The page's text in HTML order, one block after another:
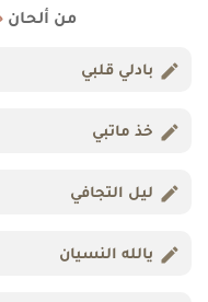
من ألحان
بادلي قلبي
خذ ماتبي
ليل التجافي
يالله النسيان